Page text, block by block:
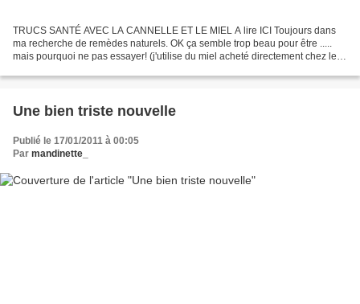
TRUCS SANTÉ AVEC LA CANNELLE ET LE MIEL A lire ICI Toujours dans
ma recherche de remèdes naturels. OK ça semble trop beau pour être .....
mais pourquoi ne pas essayer! (j'utilise du miel acheté directement chez le
Une bien triste nouvelle
Publié le 17/01/2011 à 00:05
Par mandinette_